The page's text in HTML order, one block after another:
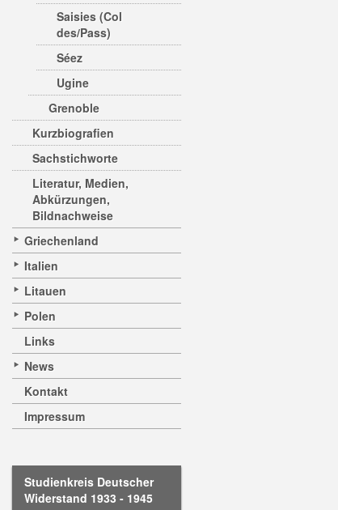
Saisies (Col
des/Pass)
Séez
Ugine
Grenoble
Kurzbiografien
Sachstichworte
Literatur, Medien,
Abkürzungen,
Bildnachweise
Griechenland
Italien
Litauen
Polen
Links
News
Kontakt
Impressum
Studienkreis Deutscher
Widerstand 1933 - 1945